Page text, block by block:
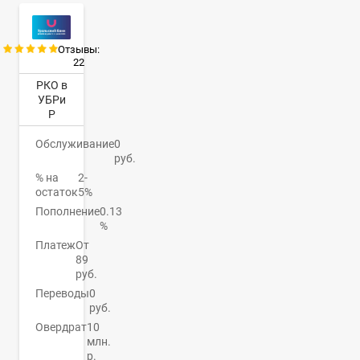
Отзывы:
22
РКО в
УБРи
Р
Обслуживание0
руб.
% на
остаток
2-
5%
Пополнение0.13
%
ПлатежОт
89
руб.
Переводы0
руб.
Овердрат10
млн.
р.